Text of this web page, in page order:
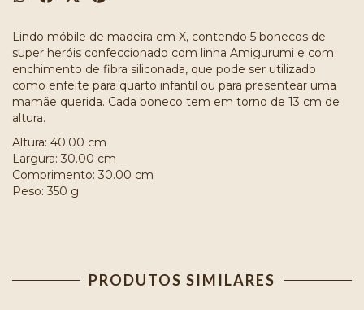
Lindo móbile de madeira em X, contendo 5 bonecos de
super heróis confeccionado com linha Amigurumi e com
enchimento de fibra siliconada, que pode ser utilizado
como enfeite para quarto infantil ou para presentear uma
mamãe querida. Cada boneco tem em torno de 13 cm de
altura.
Altura: 40.00 cm
Largura: 30.00 cm
Comprimento: 30.00 cm
Peso: 350 g
PRODUTOS SIMILARES